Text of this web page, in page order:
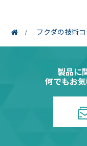
フクダの技術
製品に
何でもお